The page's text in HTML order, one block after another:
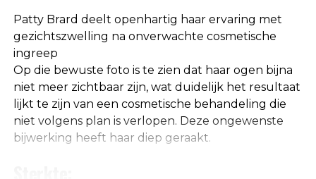
De relatie die ze met Jeroen had was niet hecht,
Patty Brard deelt openhartig haar ervaring met
gezichtszwelling na onverwachte cosmetische
ingreep
Op die bewuste foto is te zien dat haar ogen bijna
niet meer zichtbaar zijn, wat duidelijk het resultaat
lijkt te zijn van een cosmetische behandeling die
niet volgens plan is verlopen. Deze ongewenste
bijwerking heeft haar diep geraakt.